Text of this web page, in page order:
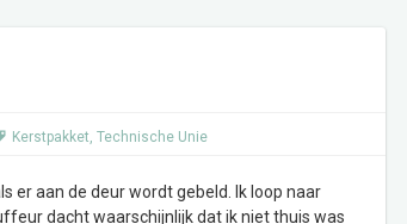
Kerstpakket, Technische Unie
er aan de deur wordt gebeld. Ik loop naar
dacht waarschijnlijk dat ik niet thuis was